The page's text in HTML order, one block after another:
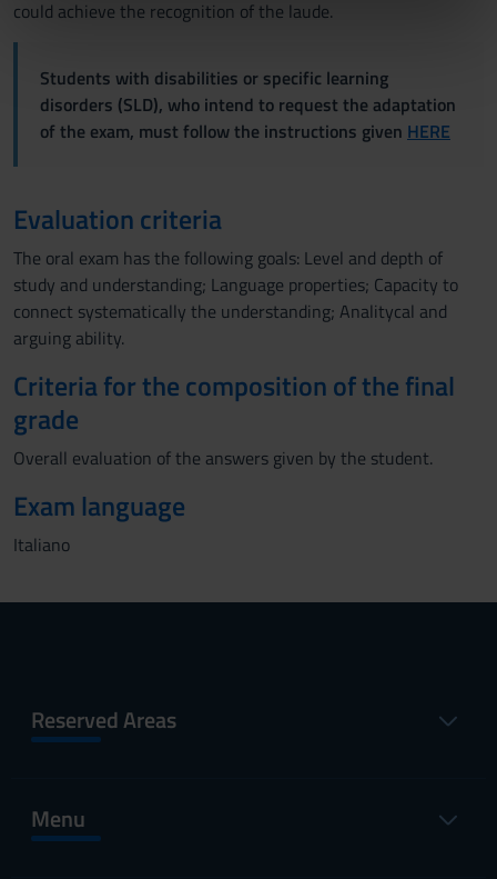
informazioni sul modo in cui utilizzi il nostro sito con i
con altre informazioni che hai fornito loro o che hanno
raccolto dal tuo utilizzo dei loro servizi.
could achieve the recognition of the laude.
Students with disabilities or specific learning
disorders (SLD), who intend to request the adaptation
of the exam, must follow the instructions given HERE
Evaluation criteria
The oral exam has the following goals: Level and depth of
study and understanding; Language properties; Capacity to
connect systematically the understanding; Analitycal and
arguing ability.
Criteria for the composition of the final
grade
Overall evaluation of the answers given by the student.
Exam language
Italiano
Reserved Areas
Menu